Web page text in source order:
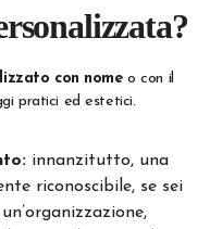
con nomeo con il
pratici ed estetici.
innanzitutto, una
riconoscibile, se sei